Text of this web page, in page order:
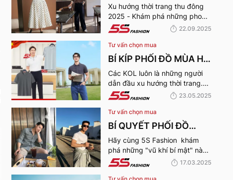
THỜI TRANG THU
ĐÔNG 2025 TRENDY,
GÂY BÃO
Xu hướng thời trang thu đông
2025 - Khám phá những phong
cách thời trang “làm mưa làm
gió” từ sàn runway đến cuộc
sống hàng ngày.
22.09.2025
Tư vấn chọn mua
BÍ KÍP PHỐI ĐỒ MÙA HÈ
CÙNG KOL 5S FASHION:
STYLE THU HÚT CHO
MỌI CHÀNG TRAI
Các KOL luôn là những người
dẫn đầu xu hướng thời trang.
Hãy cùng 5S Fashion điểm qua
những bí kíp phối đồ mùa hè
cùng KOL “bao chất, bao ngầu”
nhé!
23.05.2025
Tư vấn chọn mua
BÍ QUYẾT PHỐI ĐỒ
NAM VẠM VỠ ĐẸP, THU
HÚT PHÁI NỮ
Hãy cùng 5S Fashion khám
phá những "vũ khí bí mật" này
để trở thành quý ông thu hút
nhờ “tận dụng” triệt để những
17.03.2025